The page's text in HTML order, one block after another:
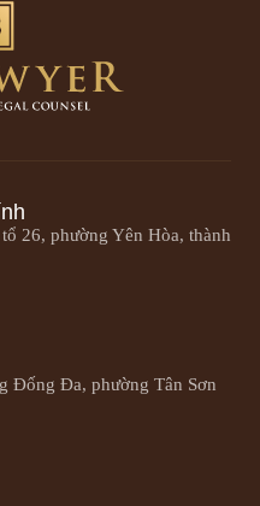
26, phường Yên Hòa, thành
Đống Đa, phường Tân Sơn